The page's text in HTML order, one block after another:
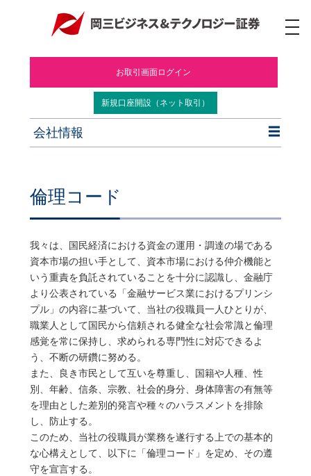
ナ
ビ
倫理コード
我々は、国民経済における資金の運用・調達の場である
資本市場の担い手として、資本市場における仲介機能と
いう重責を負託されていることを十分に認識し、金融庁
より公表されている「金融サービス業におけるプリンシ
プル」の内容に基づいて、当社の役職員一人ひとりが、
職業人として国民から信頼される健全な社会常識と倫理
感覚を常に保持し、求められる専門性に対応できるよ
う、不断の研鑽に努める。
また、良き市民として互いを尊重し、国籍や人種、性
別、年齢、信条、宗教、社会的身分、身体障害の有無等
を理由とした差別的発言や種々のハラスメントを排除
し、防止する。
このため、当社の役職員が業務を遂行する上での基本的
な心構えとして、以下に「倫理コード」を定め、その遵
守を宣言する。
お取引画面ログイン
新規口座開設（ネット取引）
会社情報